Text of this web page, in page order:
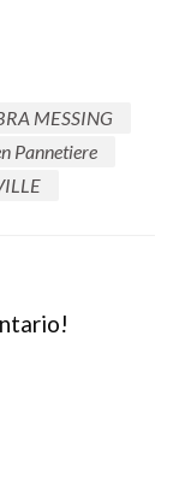
MESSING
Pannetiere